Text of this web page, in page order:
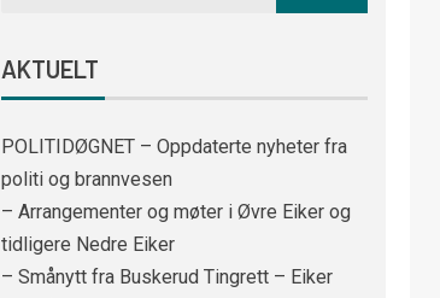
AKTUELT
POLITIDØGNET – Oppdaterte nyheter fra
politi og brannvesen
– Arrangementer og møter i Øvre Eiker og
tidligere Nedre Eiker
– Smånytt fra Buskerud Tingrett – Eiker